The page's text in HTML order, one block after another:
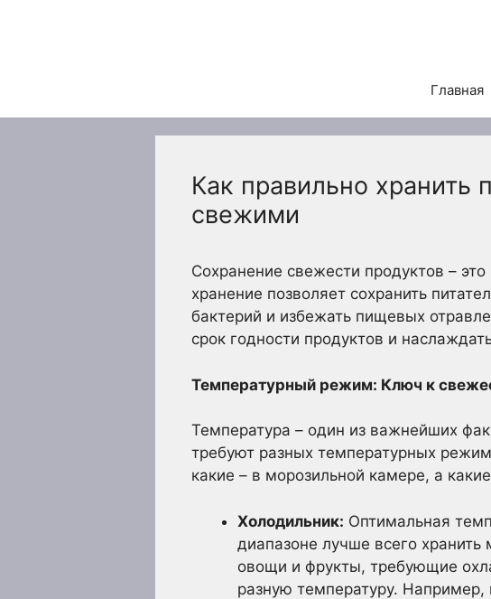
Главная
Как правильно хранить
свежими
Сохранение свежести продуктов –
хранение позволяет сохранить
бактерий и избежать пищевых
срок годности продуктов и
Температурный режим: Ключ к
Температура – один из важнейших
требуют разных температурных
какие – в морозильной камере, а
Холодильник: Оптимальная
диапазоне лучше всего
овощи и фрукты, требующие
разную температуру.